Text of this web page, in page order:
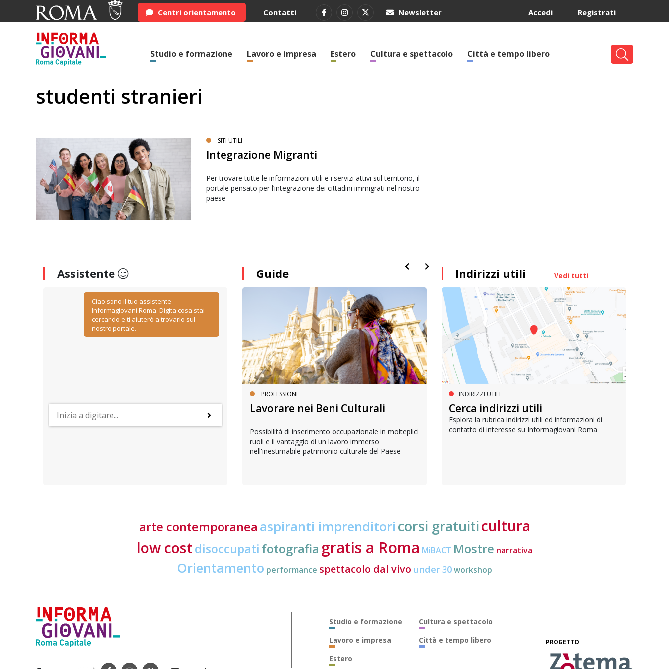
Centri orientamento Contatti Newsletter Registrati
Accedi
Studio e formazione Lavoro e impresa Estero Cultura e spettacolo Città e tempo libero
studenti stranieri
SITI UTILI
Integrazione Migranti
Per trovare tutte le informazioni utili e i servizi attivi sul territorio, il
portale pensato per l’integrazione dei cittadini immigrati nel nostro
paese
Assistente
Ciao sono il tuo assistente
Informagiovani Roma. Digita cosa stai
cercando e ti aiuterò a trovarlo sul
nostro portale.
Guide
Lavorare nelle risorse umane
PROFESSIONI
Lavorare nei Beni Culturali
Possibilità di inserimento occupazionale in molteplici
ruoli e il vantaggio di un lavoro immerso
nell'inestimabile patrimonio culturale del Paese
SERVIZI SOCIALI E AI CITTADINI
Inclusione e opportunità per
giovani con disabilità
Indirizzi utili Vedi tutti
INDIRIZZI UTILI
Cerca indirizzi utili
Esplora la rubrica indirizzi utili ed informazioni di
contatto di interesse su Informagiovani Roma
arte contemporanea aspiranti imprenditori corsi gratuiticultura
low costdisoccupati fotografia gratis a Roma MiBACT Mostre narrativa
Orientamento performance spettacolo dal vivo under 30workshop
Studio e formazione
Lavoro e impresa
Estero
Cultura e spettacolo
Città e tempo libero
PROGETTO